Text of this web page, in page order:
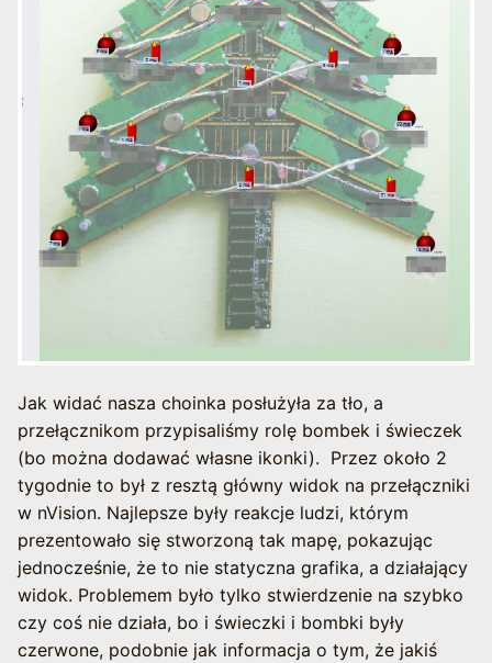
Jak widać nasza choinka posłużyła za tło, a
przełącznikom przypisaliśmy rolę bombek i świeczek
(bo można dodawać własne ikonki). Przez około 2
tygodnie to był z resztą główny widok na przełączniki
w nVision. Najlepsze były reakcje ludzi, którym
prezentowało się stworzoną tak mapę, pokazując
jednocześnie, że to nie statyczna grafika, a działający
widok. Problemem było tylko stwierdzenie na szybko
czy coś nie działa, bo i świeczki i bombki były
czerwone, podobnie jak informacja o tym, że jakiś